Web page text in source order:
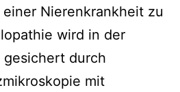
Nierenkrankheit zu
wird in der
durch
mit